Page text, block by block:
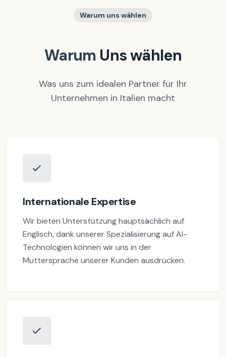
Warum uns wählen
Warum Uns wählen
Was uns zum idealen Partner für Ihr
Unternehmen in Italien macht
Internationale Expertise
Wir bieten Unterstützung hauptsächlich auf
Englisch, dank unserer Spezialisierung auf AI-
Technologien können wir uns in der
Muttersprache unserer Kunden ausdrücken.